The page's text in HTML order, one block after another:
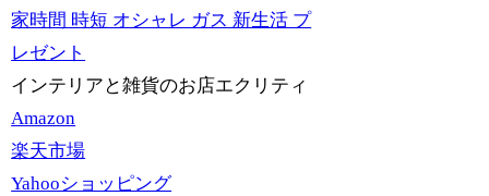
家時間 時短 オシャレ ガス 新生活 プ
レゼント
インテリアと雑貨のお店エクリティ
Amazon
楽天市場
Yahooショッピング